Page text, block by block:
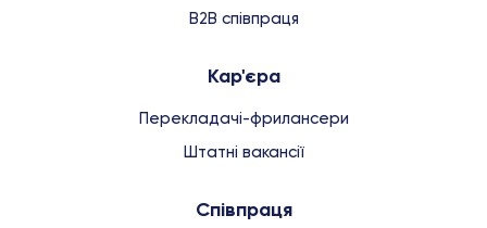
B2B співпраця
Кар'єра
Перекладачі-фрилансери
Штатні вакансії
Співпраця